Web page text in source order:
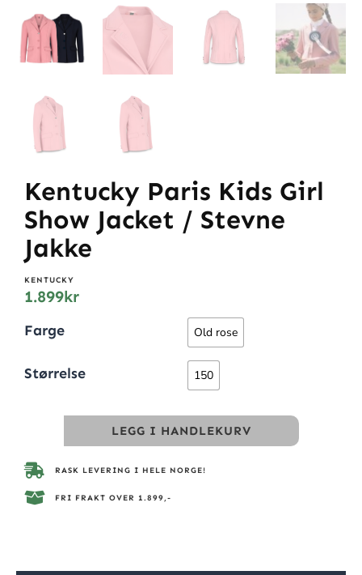
Kentucky Paris Kids Girl
Show Jacket / Stevne
Jakke
KENTUCKY
1.899kr
Farge Old rose
Størrelse 150
LEGG I HANDLEKURV
RASK LEVERING I HELE NORGE!
FRI FRAKT OVER 1.899,-